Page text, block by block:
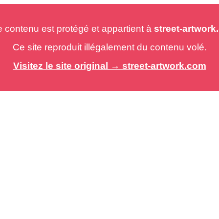
est protégé et appartient à street-
Ce site reproduit illégalement du contenu volé.
Visitez le site original → street-artwork.com